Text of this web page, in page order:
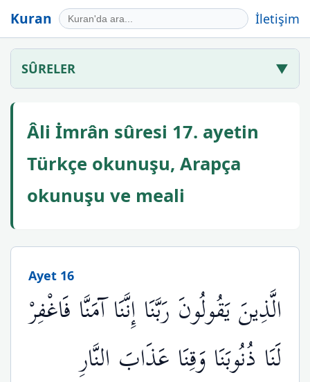
Kuran İletişim
SÛRELER ▼
Âli İmrân sûresi 17. ayetin
Türkçe okunuşu, Arapça
okunuşu ve meali
Ayet 16
الَّذِينَ يَقُولُونَ رَبَّنَا إِنَّنَا آمَنَّا فَاغْفِرْ
لَنَا ذُنُوبَنَا وَقِنَا عَذَابَ النَّارِ